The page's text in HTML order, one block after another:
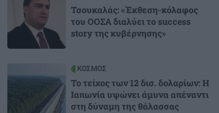
Τσουκαλάς: «Έκθεση-κόλαφος
του ΟΟΣΑ διαλύει το success
story της κυβέρνησης»
ΚΟΣΜΟΣ
Το τείχος των 12 δισ. δολαρίων: Η
Ιαπωνία υψώνει άμυνα απέναντι
στη δύναμη της θάλασσας